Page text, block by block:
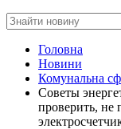
Головна
Новини
Комунальна
Советы
проверить, не